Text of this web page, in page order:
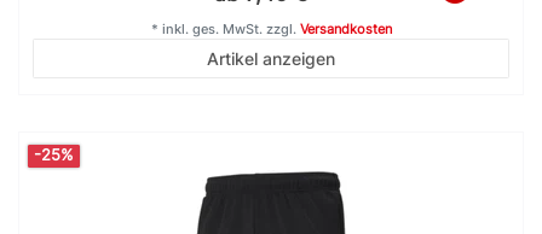
Artikel anzeigen
* inkl. ges. MwSt.zzgl. Versandkosten
-25%